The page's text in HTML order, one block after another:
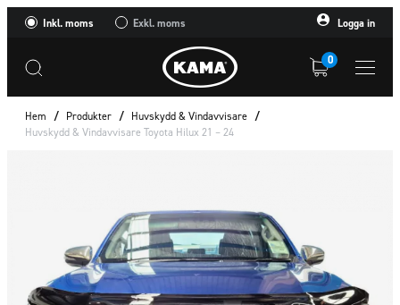
Inkl. moms Exkl. moms Logga in
0
Hem / Produkter / Huvskydd & Vindavvisare /
Huvskydd & Vindavvisare Toyota Hilux 21 – 24